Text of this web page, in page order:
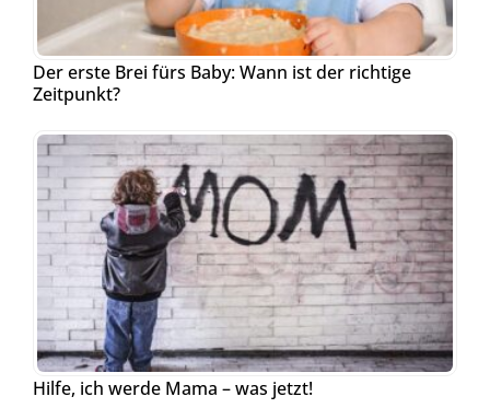
Der erste Brei fürs Baby: Wann ist der richtige
Zeitpunkt?
Hilfe, ich werde Mama – was jetzt!